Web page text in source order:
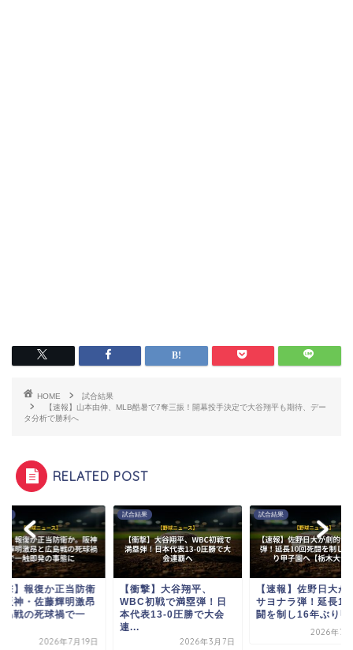
HOME
試合結果
【速報】山本由伸、MLB酷暑で7奪三振！開幕投手決定で大谷翔平も期待、デー
タ分析で勝利へ
RELATED POST
合結果
衝撃】大谷翔平、
初戦で満塁弾！日
代表13-0圧勝で大会
2026年3月7日
試合結果
【速報】佐野日大が劇的
サヨナラ弾！延長10回死
闘を制し16年ぶり甲...
試合結果
【衝撃】報復か正
か。阪神・佐藤輝
と広島戦の死球禍